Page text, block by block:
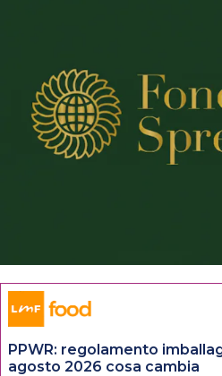
PPWR: regolamento
agosto 2026 cosa cambia